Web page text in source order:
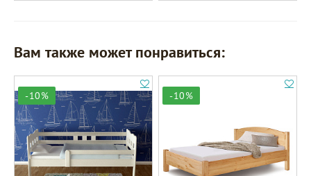
Вам также может понравиться:
-10% -10%